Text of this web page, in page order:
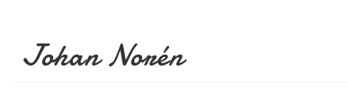
Johan Norén